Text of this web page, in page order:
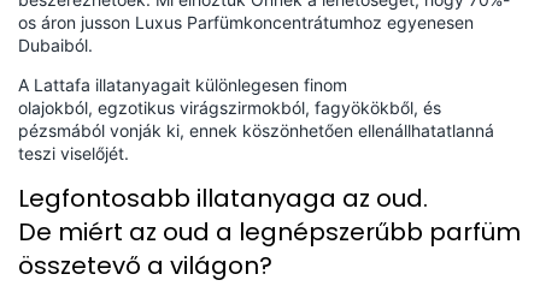
os áron jusson Luxus Parfümkoncentrátumhoz egyenesen
Dubaiból.
A Lattafa illatanyagait különlegesen finom
olajokból, egzotikus virágszirmokból, fagyökökből, és
pézsmából vonják ki, ennek köszönhetően ellenállhatatlanná
teszi viselőjét.
Legfontosabb illatanyaga az oud.
De miért az oud a legnépszerűbb parfüm
összetevő a világon?